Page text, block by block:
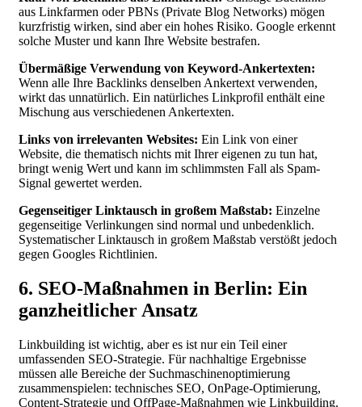
aus Linkfarmen oder PBNs (Private Blog Networks) mögen
kurzfristig wirken, sind aber ein hohes Risiko. Google erkennt
solche Muster und kann Ihre Website bestrafen.
Übermäßige Verwendung von Keyword-Ankertexten:
Wenn alle Ihre Backlinks denselben Ankertext verwenden,
wirkt das unnatürlich. Ein natürliches Linkprofil enthält eine
Mischung aus verschiedenen Ankertexten.
Links von irrelevanten Websites: Ein Link von einer
Website, die thematisch nichts mit Ihrer eigenen zu tun hat,
bringt wenig Wert und kann im schlimmsten Fall als Spam-
Signal gewertet werden.
Gegenseitiger Linktausch in großem Maßstab: Einzelne
gegenseitige Verlinkungen sind normal und unbedenklich.
Systematischer Linktausch in großem Maßstab verstößt jedoch
gegen Googles Richtlinien.
6. SEO-Maßnahmen in Berlin: Ein
ganzheitlicher Ansatz
Linkbuilding ist wichtig, aber es ist nur ein Teil einer
umfassenden SEO-Strategie. Für nachhaltige Ergebnisse
müssen alle Bereiche der Suchmaschinenoptimierung
zusammenspielen: technisches SEO, OnPage-Optimierung,
Content-Strategie und OffPage-Maßnahmen wie Linkbuilding.